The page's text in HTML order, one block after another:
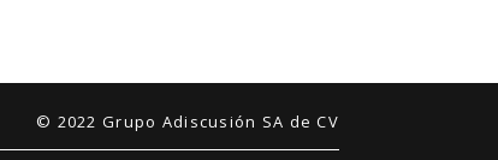
© 2022 Grupo Adiscusión SA de CV